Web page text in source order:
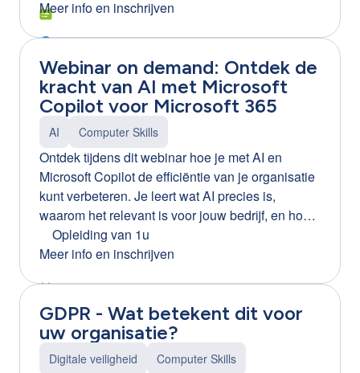
en-ppt-efficienter-leren-gebruiken-via-training-on-
the-job-ortiz Tip! Ook beschikbaar voor Word en
job kan verrijken. We onthullen de geheimen
praktische scenario's. Na de opleiding weet je
hoe je ChatGPT kan inzetten als jouw digitale
assistent.
Meer info en inschrijven
Webinar on demand: Ontdek de
kracht van AI met Microsoft
Copilot voor Microsoft 365
AI Computer Skills
Ontdek tijdens dit webinar hoe je met AI en
Microsoft Copilot de efficiëntie van je organisatie
kunt verbeteren. Je leert wat AI precies is,
waarom het relevant is voor jouw bedrijf, en hoe
je Microsoft Copilot kunt inzetten om processen
te optimaliseren. Daarnaast krijg je inzicht in de
implementatie binnen je organisatie.
Opleiding van 1u
Meer info en inschrijven
GDPR - Wat betekent dit voor
uw organisatie?
Digitale veiligheid Computer Skills